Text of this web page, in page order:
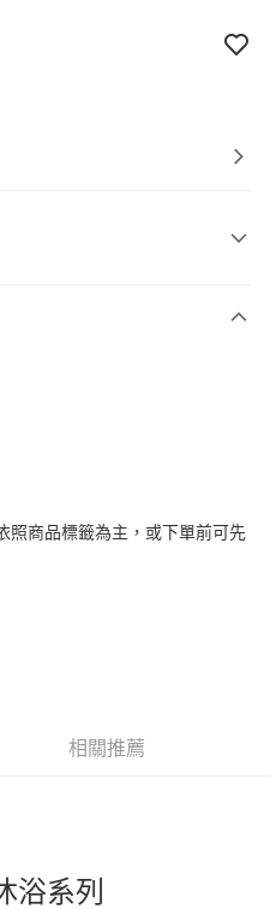
運費
照商品標籤為主，或下單前可先
相關推薦
浴系列